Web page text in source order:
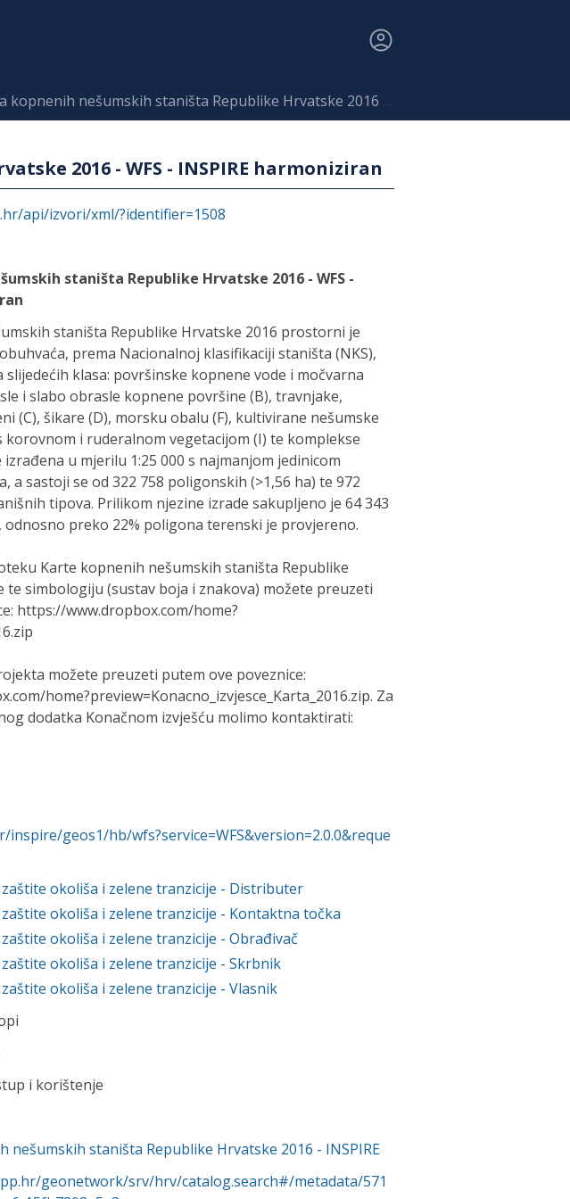
nešumskih staništa Republike Hrvatske 2016 - WFS - INSPIRE harmoniziran
2016 - WFS - INSPIRE harmoniziran
api/izvori/xml/?identifier=1508
staništa Republike Hrvatske 2016 - WFS -
staništa Republike Hrvatske 2016 prostorni je
prema Nacionalnoj klasifikaciji staništa (NKS),
slijedećih klasa: površinske kopnene vode i močvarna
i slabo obrasle kopnene površine (B), travnjake,
(C), šikare (D), morsku obalu (F), kultivirane nešumske
korovnom i ruderalnom vegetacijom (I) te komplekse
izrađena u mjerilu 1:25 000 s najmanjom jedinicom
a sastoji se od 322 758 poligonskih (>1,56 ha) te 972
tipova. Prilikom njezine izrade sakupljeno je 64 343
preko 22% poligona terenski je provjereno.
Karte kopnenih nešumskih staništa Republike
te simbologiju (sustav boja i znakova) možete preuzeti
https://www.dropbox.com/home?
možete preuzeti putem ove poveznice:
home?preview=Konacno_izvjesce_Karta_2016.zip. Za
dodatka Konačnom izvješću molimo kontaktirati:
inspire/geos1/hb/wfs?service=WFS&version=2.0.0&reque
okoliša i zelene tranzicije - Distributer
okoliša i zelene tranzicije - Kontaktna točka
okoliša i zelene tranzicije - Obrađivač
okoliša i zelene tranzicije - Skrbnik
okoliša i zelene tranzicije - Vlasnik
i korištenje
nešumskih staništa Republike Hrvatske 2016 - INSPIRE
geonetwork/srv/hrv/catalog.search#/metadata/571